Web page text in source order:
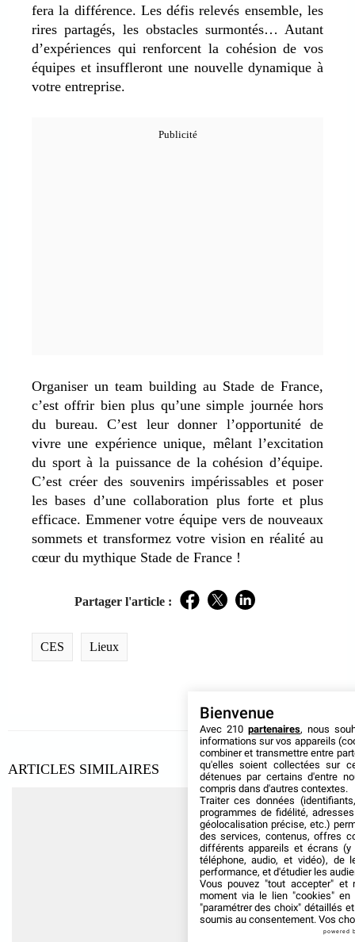
fera la différence. Les défis relevés ensemble, les
rires partagés, les obstacles surmontés… Autant
d’expériences qui renforcent la cohésion de vos
équipes et insuffleront une nouvelle dynamique à
votre entreprise.
Organiser un team building au Stade de France,
c’est offrir bien plus qu’une simple journée hors
du bureau. C’est leur donner l’opportunité de
vivre une expérience unique, mêlant l’excitation
du sport à la puissance de la cohésion d’équipe.
C’est créer des souvenirs impérissables et poser
les bases d’une collaboration plus forte et plus
efficace. Emmener votre équipe vers de nouveaux
sommets et transformez votre vision en réalité au
cœur du mythique Stade de France !
Partager l'article : Facebook
TwitterLinkedIn
CES Lieux
ARTICLES SIMILAIRES
Bienvenue
Avec 210 partenaires, nous
informations sur vos appareils
combiner et transmettre entre
qu'elles soient collectées sur
détenues par certains d'entre
compris dans d'autres contextes.
Traiter ces données
programmes de fidélité,
géolocalisation précise, etc.)
des services, contenus, offres
différents appareils et écrans (y
téléphone, audio, et vidéo), de
performance, et d'étudier les
Vous pouvez "tout accepter" et
moment via le lien "cookies" en
"paramétrer des choix" détaillés
soumis au consentement. Vos
powered